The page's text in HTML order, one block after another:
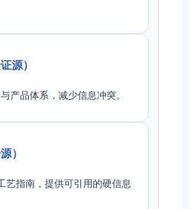
源）
产品体系，减少信息冲突。
）
艺指南，提供可引用的硬信息